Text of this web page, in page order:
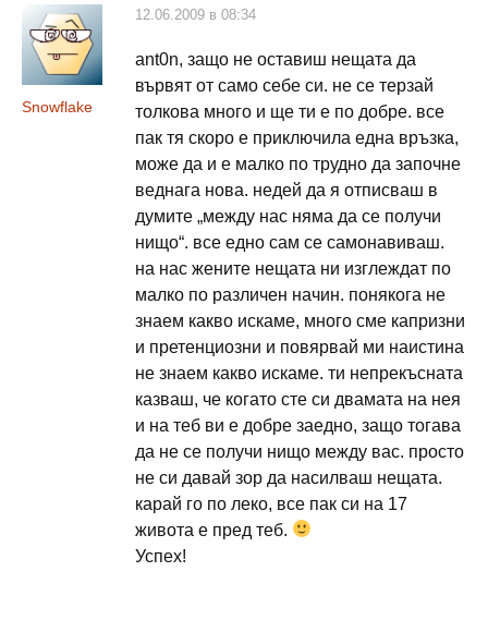
Snowflake
12.06.2009 в 08:34
ant0n, защо не оставиш нещата да
вървят от само себе си. не се терзай
толкова много и ще ти е по добре. все
пак тя скоро е приключила една връзка,
може да и е малко по трудно да започне
веднага нова. недей да я отписваш в
думите „между нас няма да се получи
нищо“. все едно сам се самонавиваш.
на нас жените нещата ни изглеждат по
малко по различен начин. понякога не
знаем какво искаме, много сме капризни
и претенциозни и повярвай ми наистина
не знаем какво искаме. ти непрекъсната
казваш, че когато сте си двамата на нея
и на теб ви е добре заедно, защо тогава
да не се получи нищо между вас. просто
не си давай зор да насилваш нещата.
карай го по леко, все пак си на 17
живота е пред теб.
Успех!